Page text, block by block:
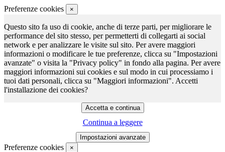
Preferenze cookies ×
Questo sito fa uso di cookie, anche di terze parti, per migliorare le
performance del sito stesso, per permetterti di collegarti ai social
network e per analizzare le visite sul sito. Per avere maggiori
informazioni o modificare le tue preferenze, clicca su "Impostazioni
avanzate" o visita la "Privacy policy" in fondo alla pagina. Per avere
maggiori informazioni sui cookies e sul modo in cui processiamo i
tuoi dati personali, clicca su "Maggiori informazioni". Accetti
l'installazione dei cookies?
Continua a leggere
Preferenze cookies ×